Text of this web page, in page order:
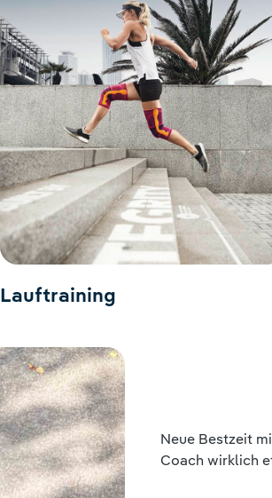
Lauftraining
Neue Bestzeit
Coach wirklich